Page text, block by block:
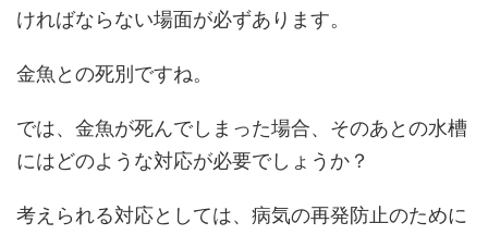
ければならない場面が必ずあります。
金魚との死別ですね。
では、金魚が死んでしまった場合、そのあとの水槽
にはどのような対応が必要でしょうか？
考えられる対応としては、病気の再発防止のために